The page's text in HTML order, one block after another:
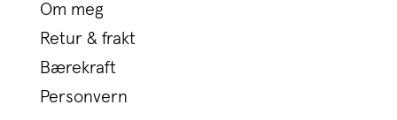
Om meg
Retur & frakt
Bærekraft
Personvern